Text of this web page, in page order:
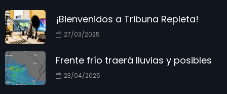
¡Bienvenidos a Tribuna Repleta!
27/03/2025
Frente frío traerá lluvias y posibles
23/04/2025